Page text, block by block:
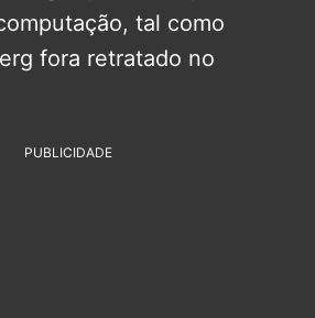
tal como
fora retratado no
PUBLICIDADE